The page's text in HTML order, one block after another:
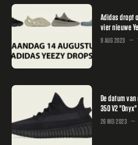
Adidas dropt
vier nieuwe
9 AUG 2023
De datum
350 V2
26 MEI 2023